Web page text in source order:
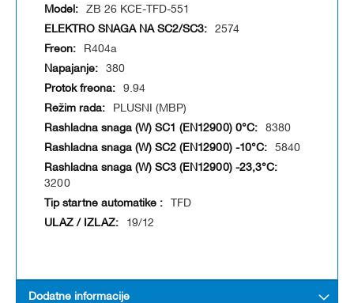
ZB 26 KCE-TFD-551
2574
R404a
380
9.94
PLUSNI (MBP)
8380
5840
3200
TFD
19/12
Dodatne informacije